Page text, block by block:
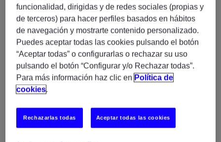
Perfil que necesitamos:
Experiencia consolidada como Líder Técnicoo
Custom Software Engineeren entornosBig
Data.
Capacidad para actuar comoprincipal punto de
contacto
Experiencia gestionando incidentes, estimando y
ejecutando solicitudes de cambio, y manteniendo la
funcionalidad, dirigidas y de redes sociales (propias y
de terceros) para hacer perfiles basados en hábitos
de navegación y mostrarte contenido personalizado.
Puedes aceptar todas las cookies pulsando el botón
“Aceptar todas” o configurarlas o rechazar su uso
pulsando el botón “Configurar y/o Rechazar todas”.
Para más información haz clic en Política de
cookies.
Rechazarlas todas Aceptar todas las cookies